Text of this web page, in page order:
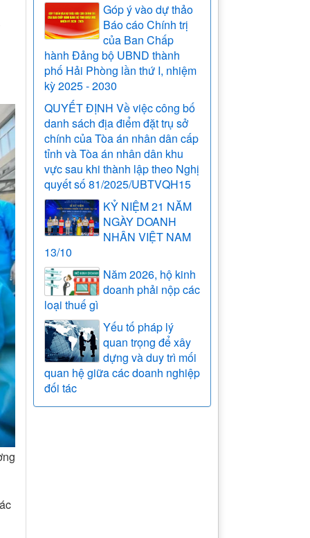
Góp ý vào dự thảo
Báo cáo Chính trị
của Ban Chấp
hành Đảng bộ UBND thành
phố Hải Phòng lần thứ I, nhiệm
kỳ 2025 - 2030
QUYẾT ĐỊNH Về việc công bố
danh sách địa điểm đặt trụ sở
chính của Tòa án nhân dân cấp
tỉnh và Tòa án nhân dân khu
vực sau khi thành lập theo Nghị
quyết số 81/2025/UBTVQH15
KỶ NIỆM 21 NĂM
NGÀY DOANH
NHÂN VIỆT NAM
13/10
Năm 2026, hộ kinh
doanh phải nộp các
loại thuế gì
Yếu tố pháp lý
quan trọng để xây
dựng và duy trì mối
quan hệ giữa các doanh nghiệp
đối tác